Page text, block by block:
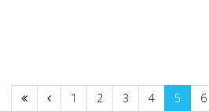
1 2 3 4 5 6